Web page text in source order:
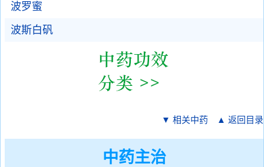
波罗蜜
波斯白矾
▼ 相关中药 ▲ 返回目录
中药主治